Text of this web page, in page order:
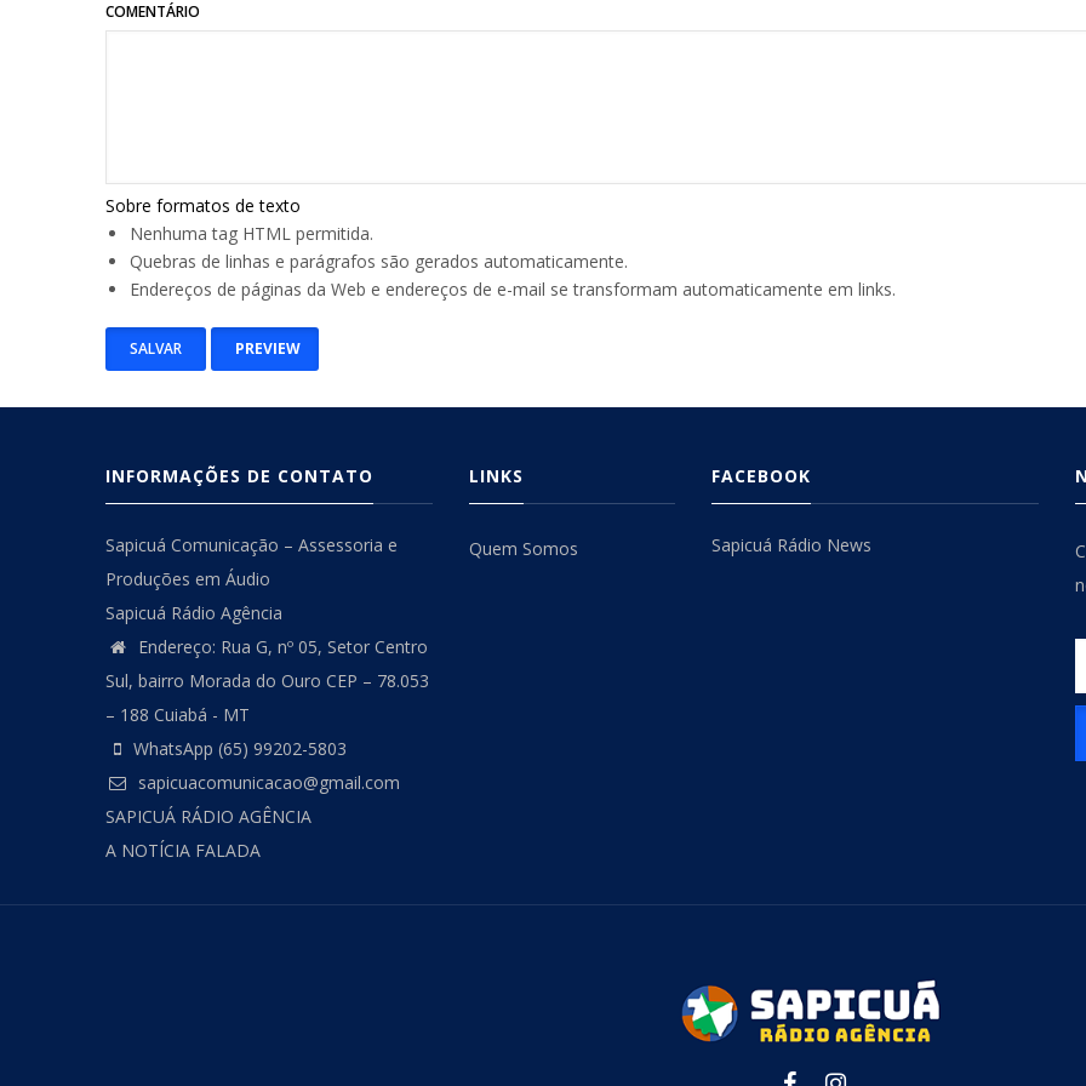
COMENTÁRIO
Sobre formatos de texto
Nenhuma tag HTML permitida.
Quebras de linhas e parágrafos são gerados automaticamente.
Endereços de páginas da Web e endereços de e-mail se transformam automaticamente em links.
INFORMAÇÕES DE CONTATO
Sapicuá Comunicação – Assessoria e
Produções em Áudio
Sapicuá Rádio Agência
Endereço: Rua G, nº 05, Setor Centro
Sul, bairro Morada do Ouro CEP – 78.053
– 188 Cuiabá - MT
WhatsApp (65) 99202-5803
sapicuacomunicacao@gmail.com
SAPICUÁ RÁDIO AGÊNCIA
A NOTÍCIA FALADA
LINKS
Quem Somos
FACEBOOK
Sapicuá Rádio News